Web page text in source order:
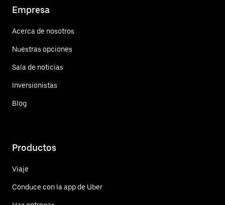
Empresa
Acerca de nosotros
Nuestras opciones
Sala de noticias
Inversionistas
Blog
Productos
Viaje
Conduce con la app de Uber